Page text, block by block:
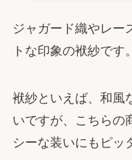
ジャガード織やレー
トな印象の袱紗です。
袱紗といえば、和風
いですが、こちらの
シーな装いにもピッ